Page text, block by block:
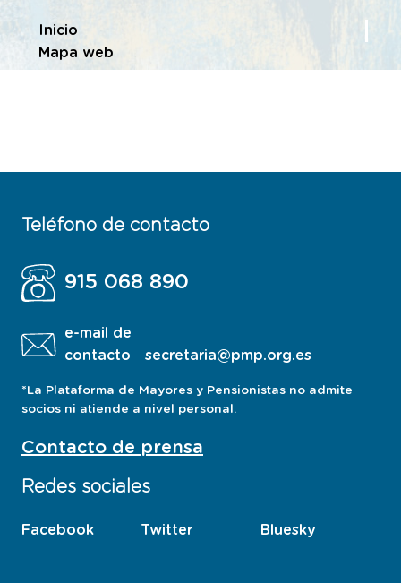
Te encuentras en
Inicio
Mapa web
Teléfono de contacto
915 068 890
e-mail de
contacto
secretaria@pmp.org.es
*La Plataforma de Mayores y Pensionistas no admite
socios ni atiende a nivel personal.
Contacto de prensa
Redes sociales
Facebook
esta
Twitter
esta
Bluesky
esta